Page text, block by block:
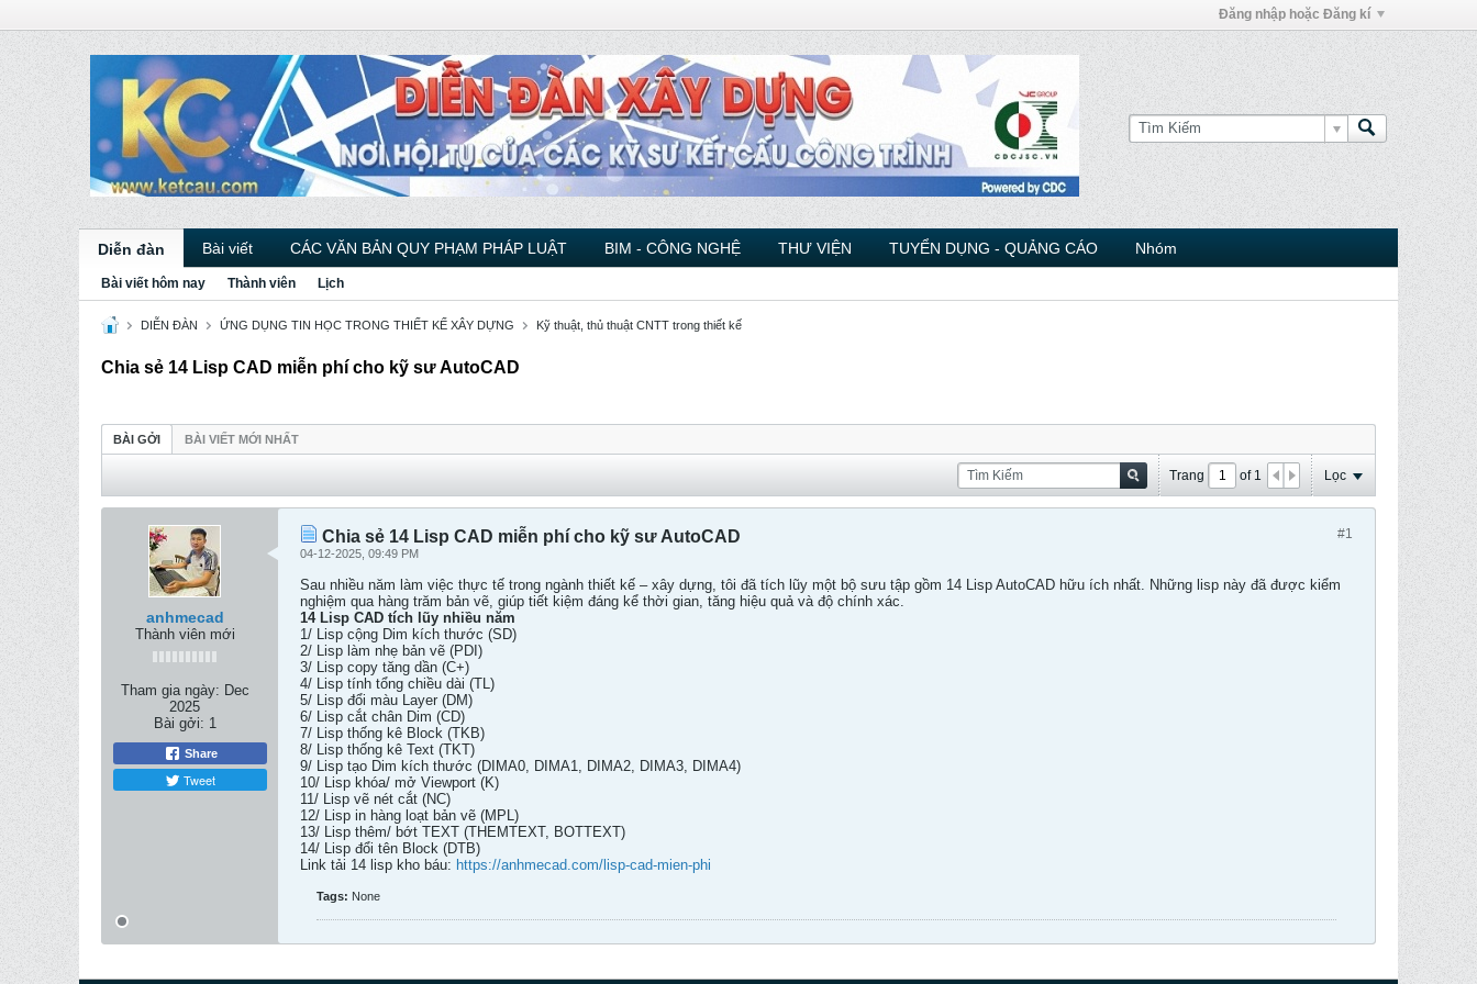
Đăng nhập hoặc Đăng kí
Diễn đàn Bài viết CÁC VĂN BẢN QUY PHẠM PHÁP LUẬT BIM - CÔNG NGHỆ THƯ VIỆN TUYỂN DỤNG - QUẢNG CÁO Nhóm
Bài viết hôm nay Thành viên Lịch
DIỄN ĐÀN ỨNG DỤNG TIN HỌC TRONG THIẾT KẾ XÂY DỰNG Kỹ thuật, thủ thuật CNTT trong thiết kế
Chia sẻ 14 Lisp CAD miễn phí cho kỹ sư AutoCAD
BÀI GỞI BÀI VIẾT MỚI NHẤT
Trang of 1 Lọc
anhmecad
Thành viên mới
Tham gia ngày: Dec
2025
Bài gởi: 1
Share
Tweet
#1
Chia sẻ 14 Lisp CAD miễn phí cho kỹ sư AutoCAD
04-12-2025, 09:49 PM
Sau nhiều năm làm việc thực tế trong ngành thiết kế – xây dựng, tôi đã tích lũy một bộ sưu tập gồm 14 Lisp AutoCAD hữu ích nhất. Những lisp này đã được kiểm
nghiệm qua hàng trăm bản vẽ, giúp tiết kiệm đáng kể thời gian, tăng hiệu quả và độ chính xác.
14 Lisp CAD tích lũy nhiều năm
1/ Lisp cộng Dim kích thước (SD)
2/ Lisp làm nhẹ bản vẽ (PDI)
3/ Lisp copy tăng dần (C+)
4/ Lisp tính tổng chiều dài (TL)
5/ Lisp đổi màu Layer (DM)
6/ Lisp cắt chân Dim (CD)
7/ Lisp thống kê Block (TKB)
8/ Lisp thống kê Text (TKT)
9/ Lisp tạo Dim kích thước (DIMA0, DIMA1, DIMA2, DIMA3, DIMA4)
10/ Lisp khóa/ mở Viewport (K)
11/ Lisp vẽ nét cắt (NC)
12/ Lisp in hàng loạt bản vẽ (MPL)
13/ Lisp thêm/ bớt TEXT (THEMTEXT, BOTTEXT)
14/ Lisp đổi tên Block (DTB)
Link tải 14 lisp kho báu: https://anhmecad.com/lisp-cad-mien-phi
Tags: None